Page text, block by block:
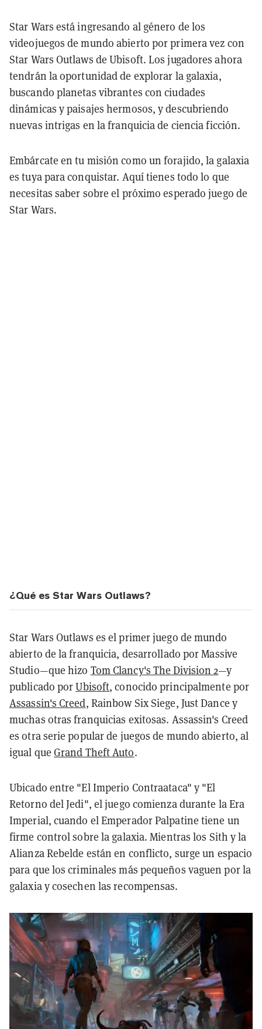
Star Wars está ingresando al género de los
videojuegos de mundo abierto por primera vez con
Star Wars Outlaws de Ubisoft. Los jugadores ahora
tendrán la oportunidad de explorar la galaxia,
buscando planetas vibrantes con ciudades
dinámicas y paisajes hermosos, y descubriendo
nuevas intrigas en la franquicia de ciencia ficción.
Embárcate en tu misión como un forajido, la galaxia
es tuya para conquistar. Aquí tienes todo lo que
necesitas saber sobre el próximo esperado juego de
Star Wars.
¿Qué es Star Wars Outlaws?
Star Wars Outlaws es el primer juego de mundo
abierto de la franquicia, desarrollado por Massive
Studio—que hizo Tom Clancy's The Division 2—y
publicado porUbisoft, conocido principalmente por
Assassin's Creed, Rainbow Six Siege, Just Dance y
muchas otras franquicias exitosas. Assassin's Creed
es otra serie popular de juegos de mundo abierto, al
igual que Grand Theft Auto.
Ubicado entre "El Imperio Contraataca" y "El
Retorno del Jedi", el juego comienza durante la Era
Imperial, cuando el Emperador Palpatine tiene un
firme control sobre la galaxia. Mientras los Sith y la
Alianza Rebelde están en conflicto, surge un espacio
para que los criminales más pequeños vaguen por la
galaxia y cosechen las recompensas.